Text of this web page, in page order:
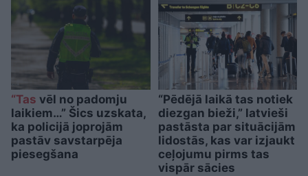
“Tas vēl no padomju
laikiem…” Šics uzskata,
ka policijā joprojām
pastāv savstarpēja
piesegšana
“Pēdējā laikā tas notiek
diezgan bieži,” latvieši
pastāsta par situācijām
lidostās, kas var izjaukt
ceļojumu pirms tas
vispār sācies